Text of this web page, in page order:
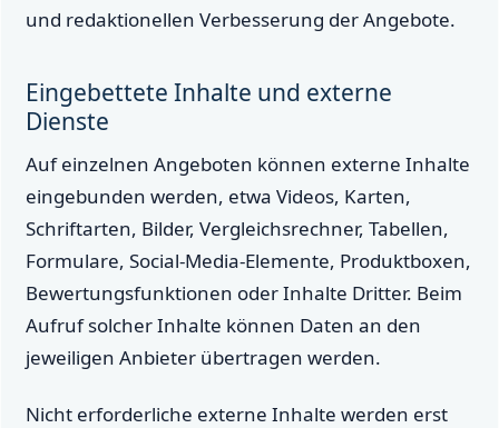
und redaktionellen Verbesserung der Angebote.
Eingebettete Inhalte und externe
Dienste
Auf einzelnen Angeboten können externe Inhalte
eingebunden werden, etwa Videos, Karten,
Schriftarten, Bilder, Vergleichsrechner, Tabellen,
Formulare, Social-Media-Elemente, Produktboxen,
Bewertungsfunktionen oder Inhalte Dritter. Beim
Aufruf solcher Inhalte können Daten an den
jeweiligen Anbieter übertragen werden.
Nicht erforderliche externe Inhalte werden erst